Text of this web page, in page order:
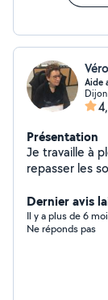
Aide
Présentation
Je travaille à
repasser les
absence. Tarif
Dernier avis
Il y a plus de 6
Ne réponds pas